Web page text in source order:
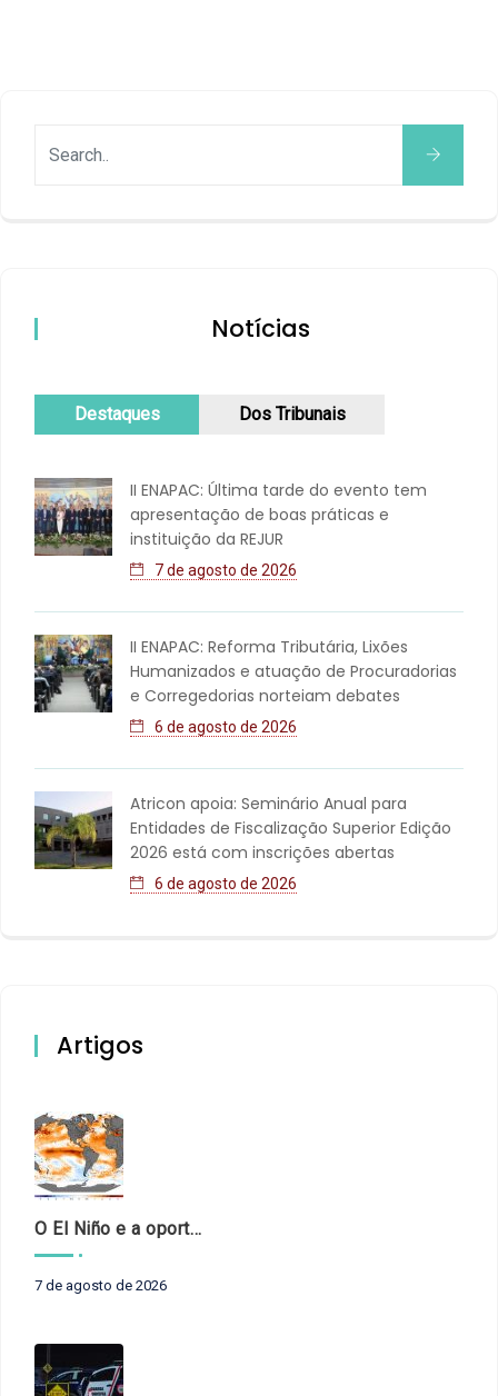
Notícias
Destaques Dos Tribunais
II ENAPAC: Última tarde do evento tem
apresentação de boas práticas e
instituição da REJUR
7 de agosto de 2026
II ENAPAC: Reforma Tributária, Lixões
Humanizados e atuação de Procuradorias
e Corregedorias norteiam debates
6 de agosto de 2026
Atricon apoia: Seminário Anual para
Entidades de Fiscalização Superior Edição
2026 está com inscrições abertas
6 de agosto de 2026
Artigos
O El Niño e a oportunidade de fortalecer o controle externo das políticas climáticas
7 de agosto de 2026